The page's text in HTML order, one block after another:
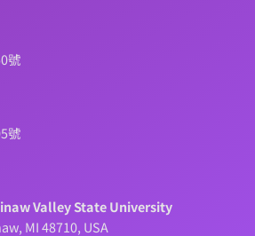
號
號
Valley State University
MI 48710, USA